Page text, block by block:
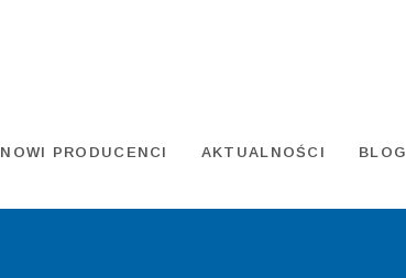
NOWI PRODUCENCI AKTUALNOŚCI BLOG